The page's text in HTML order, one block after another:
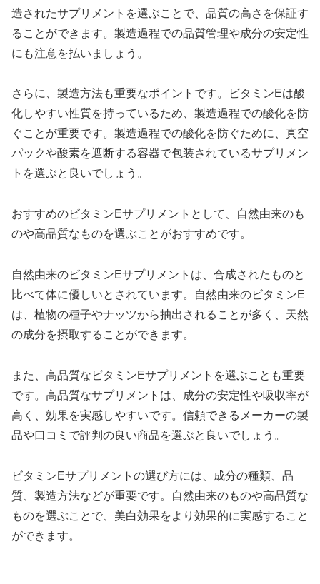
造されたサプリメントを選ぶことで、品質の高さを保証す
ることができます。製造過程での品質管理や成分の安定性
にも注意を払いましょう。
さらに、製造方法も重要なポイントです。ビタミンEは酸
化しやすい性質を持っているため、製造過程での酸化を防
ぐことが重要です。製造過程での酸化を防ぐために、真空
パックや酸素を遮断する容器で包装されているサプリメン
トを選ぶと良いでしょう。
おすすめのビタミンEサプリメントとして、自然由来のも
のや高品質なものを選ぶことがおすすめです。
自然由来のビタミンEサプリメントは、合成されたものと
比べて体に優しいとされています。自然由来のビタミンE
は、植物の種子やナッツから抽出されることが多く、天然
の成分を摂取することができます。
また、高品質なビタミンEサプリメントを選ぶことも重要
です。高品質なサプリメントは、成分の安定性や吸収率が
高く、効果を実感しやすいです。信頼できるメーカーの製
品や口コミで評判の良い商品を選ぶと良いでしょう。
ビタミンEサプリメントの選び方には、成分の種類、品
質、製造方法などが重要です。自然由来のものや高品質な
ものを選ぶことで、美白効果をより効果的に実感すること
ができます。